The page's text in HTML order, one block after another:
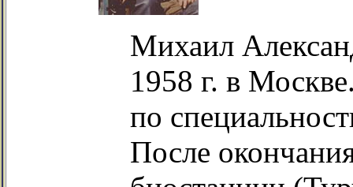
Михаил
1958 г. в
по
После